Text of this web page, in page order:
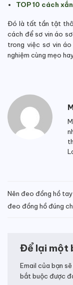
TOP 10 cách
Đó là tất tần tật
cách để sơ vin áo
trong việc sơ vin áo
nghiệm cùng mẹo
Nên đeo đồng hồ
đeo đồng hồ đúng
Để lại một
Email của bạn
bắt buộc được